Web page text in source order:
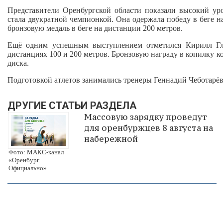
Представители Оренбургской области показали высокий
стала двукратной чемпионкой. Она одержала победу в беге
бронзовую медаль в беге на дистанции 200 метров.
Ещё одним успешным выступлением отметился Кирилл
дистанциях 100 и 200 метров. Бронзовую награду в копилку
диска.
Подготовкой атлетов занимались тренеры Геннадий
ДРУГИЕ СТАТЬИ РАЗДЕЛА
Фото: МАКС-канал
«Оренбург.
Официально»
Массовую зарядку проведут
для оренбуржцев 8 августа на
набережной